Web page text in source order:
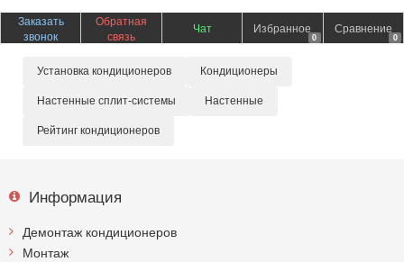
Заказать
звонок
Обратная
связь
Чат Избранное
0
Сравнение
0
Установка кондиционеров Кондиционеры
Настенные сплит-системы Настенные
Рейтинг кондиционеров
Информация
Демонтаж кондиционеров
Монтаж